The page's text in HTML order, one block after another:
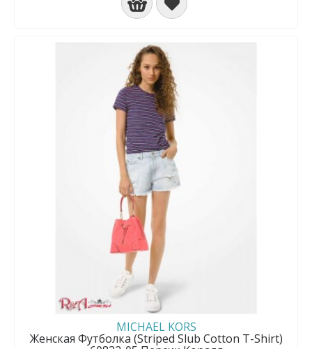
MICHAEL KORS
Женская Футболка (Striped Slub Cotton T-Shirt)